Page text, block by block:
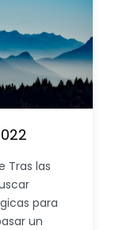
Tras las
para
un